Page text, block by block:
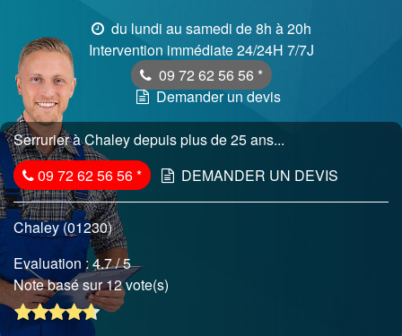
du lundi au samedi de 8h à 20h
Intervention immédiate 24/24H 7/7J
09 72 62 56 56 *
Demander un devis
Serrurier à Chaley depuis plus de 25 ans...
09 72 62 56 56* DEMANDER UN DEVIS
Chaley (01230)
Evaluation :4.7/ 5
Note basé sur 12 vote(s)